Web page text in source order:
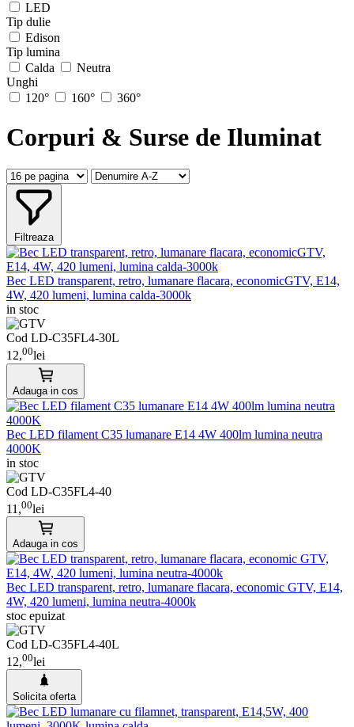
LED
Tip dulie
Edison
Tip lumina
Calda
Neutra
Unghi
120°
160° 360°
Corpuri & Surse de Iluminat
Filtreaza
Bec LED transparent, retro, lumanare flacara, economicGTV, E14,
4W, 420 lumeni, lumina calda-3000k
in stoc
Cod LD-C35FL4-30L
12,00lei
Adauga in cos
Bec LED filament C35 lumanare E14 4W 400lm lumina neutra
4000K
in stoc
Cod LD-C35FL4-40
11,00lei
Adauga in cos
Bec LED transparent, retro, lumanare flacara, economic GTV, E14,
4W, 420 lumeni, lumina neutra-4000k
stoc epuizat
Cod LD-C35FL4-40L
12,00lei
Solicita oferta